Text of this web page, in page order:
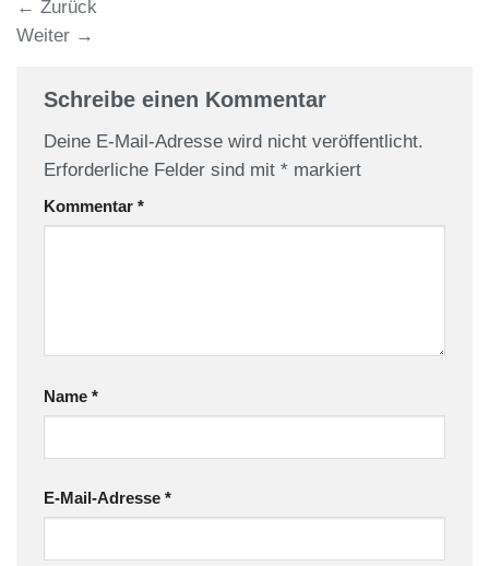
← Zurück
Weiter →
Schreibe einen Kommentar
Deine E-Mail-Adresse wird nicht veröffentlicht.
Erforderliche Felder sind mit * markiert
Kommentar *
Name *
E-Mail-Adresse *